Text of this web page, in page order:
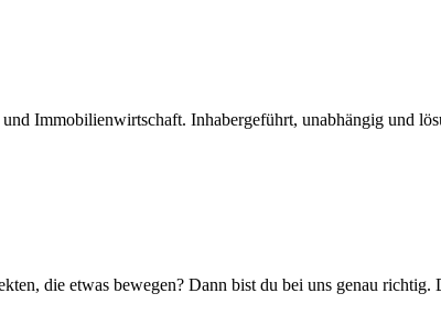
Immobilienwirtschaft. Inhabergeführt, unabhängig und
die etwas bewegen? Dann bist du bei uns genau